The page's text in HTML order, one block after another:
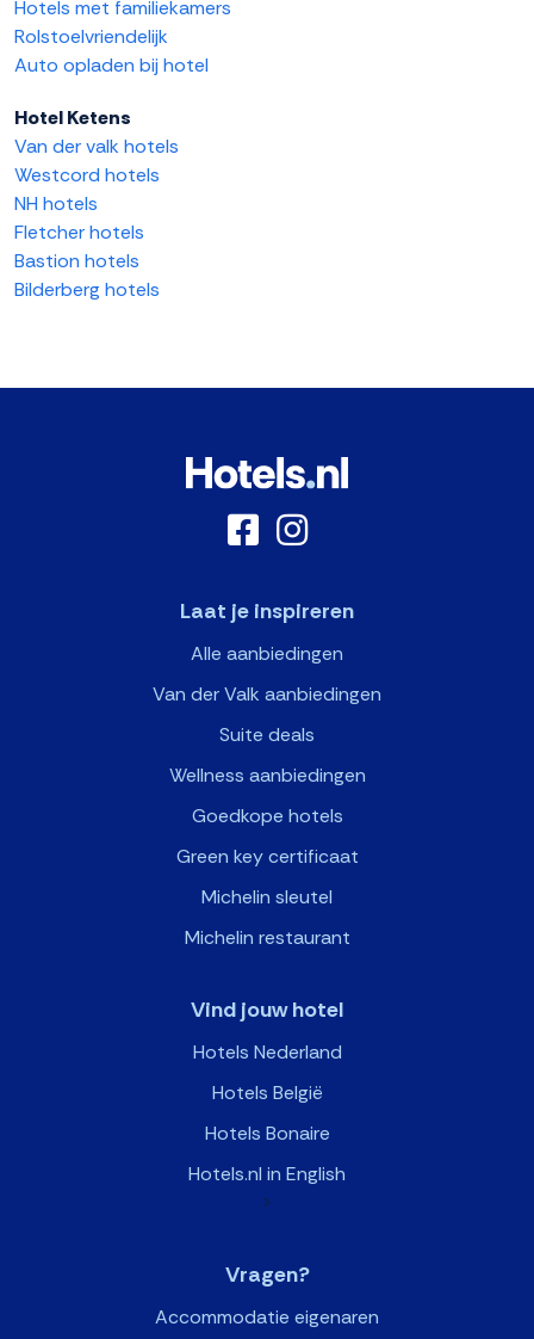
Hotels met familiekamers
Rolstoelvriendelijk
Auto opladen bij hotel
Hotel Ketens
Van der valk hotels
Westcord hotels
NH hotels
Fletcher hotels
Bastion hotels
Bilderberg hotels
Laat je inspireren
Alle aanbiedingen
Van der Valk aanbiedingen
Suite deals
Wellness aanbiedingen
Goedkope hotels
Green key certificaat
Michelin sleutel
Michelin restaurant
Vind jouw hotel
Hotels Nederland
Hotels België
Hotels Bonaire
Hotels.nl in English
>
Vragen?
Accommodatie eigenaren